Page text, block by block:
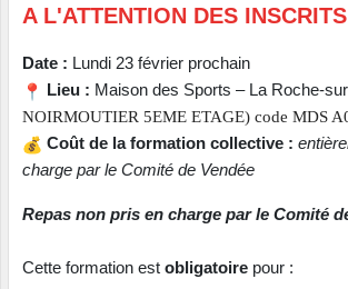
A L'ATTENTION DES
Date : Lundi 23 février prochain
Lieu : Maison des Sports – La Roche-
NOIRMOUTIER 5EME ETAGE) code MDS
Coût de la formation collective :
charge par le Comité de Vendée
Repas non pris en charge par le Comité
Cette formation estobligatoire pour :